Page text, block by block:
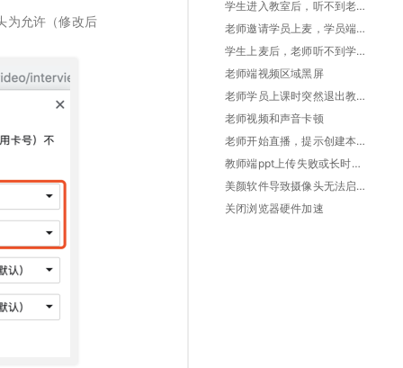
学生进入教室后，听不到老师的声音或看不到老师的视频
老师邀请学员上麦，学员端看不到
学生上麦后，老师听不到学生的声音或看不到学生的视频或提示
老师端视频区域黑屏
老师学员上课时突然退出教室
老师视频和声音卡顿
老师开始直播，提示创建本地流失败或学生上麦提示创建本地流失败，上麦未成功
教师端ppt上传失败或长时间处于转化中
美颜软件导致摄像头无法启动
关闭浏览器硬件加速
为允许（修改后